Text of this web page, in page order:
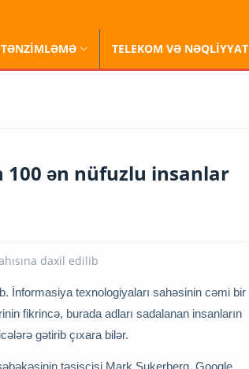
TƏNZİMLƏMƏ TELEKOM VƏ NƏQLİYYAT
100 ən nüfuzlu insanlar
İnformasiya texnologiyaları sahəsinin cəmi bir
fikrincə, burada adları sadalanan insanların
gətirib çıxara bilər.